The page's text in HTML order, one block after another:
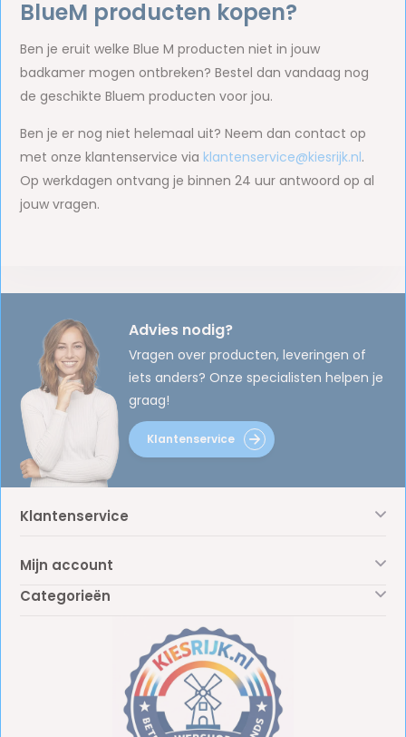
BlueM producten kopen?
Ben je eruit welke Blue M producten niet in jouw
badkamer mogen ontbreken? Bestel dan vandaag nog
de geschikte Bluem producten voor jou.
Ben je er nog niet helemaal uit? Neem dan contact op
met onze klantenservice via klantenservice@kiesrijk.nl.
Op werkdagen ontvang je binnen 24 uur antwoord op al
jouw vragen.
Advies nodig?
Vragen over producten, leveringen of
iets anders? Onze specialisten helpen je
graag!
Klantenservice
Klantenservice
Mijn account
Categorieën